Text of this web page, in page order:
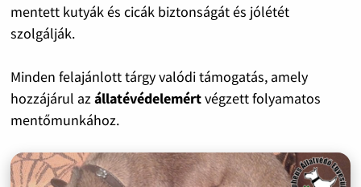
mentett kutyák és cicák biztonságát és jólétét
szolgálják.
Minden felajánlott tárgy valódi támogatás, amely
hozzájárul azállatévédelemértvégzett folyamatos
mentőmunkához.